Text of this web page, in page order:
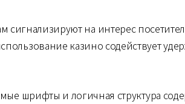
сигнализируют на интерес
казино содействует
шрифты и логичная структура